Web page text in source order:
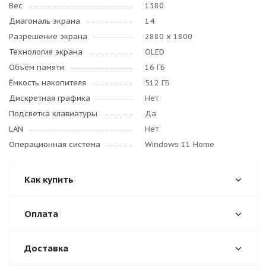
Вес
1380
Диагональ экрана
14
Разрешение экрана
2880 x 1800
Технология экрана
OLED
Объём памяти
16 ГБ
Ёмкость накопителя
512 ГБ
Дискретная графика
Нет
Подсветка клавиатуры
Да
LAN
Нет
Операционная система
Windows 11 Home
Как купить
Оплата
Доставка